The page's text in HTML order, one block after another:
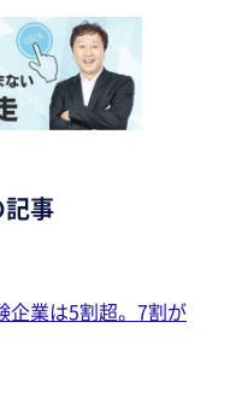
事
企業は5割超。7割が